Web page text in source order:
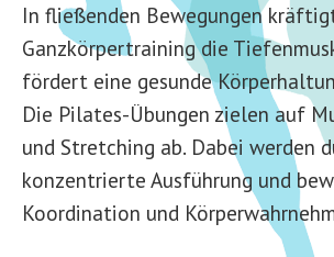
In fließenden Bewegungen
Ganzkörpertraining die
fördert eine gesunde
Die Pilates-Übungen zielen auf
und Stretching ab. Dabei werden
konzentrierte Ausführung und
Koordination und